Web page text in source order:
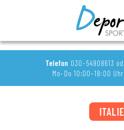
Telefon030-54908613
Mo-Do 10:00–18:00